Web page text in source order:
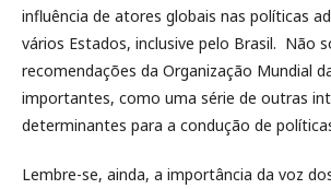
influência de atores globais nas políticas
vários Estados, inclusive pelo Brasil. Não
recomendações da Organização Mundial
importantes, como uma série de outras
determinantes para a condução de
Lembre-se, ainda, a importância da voz